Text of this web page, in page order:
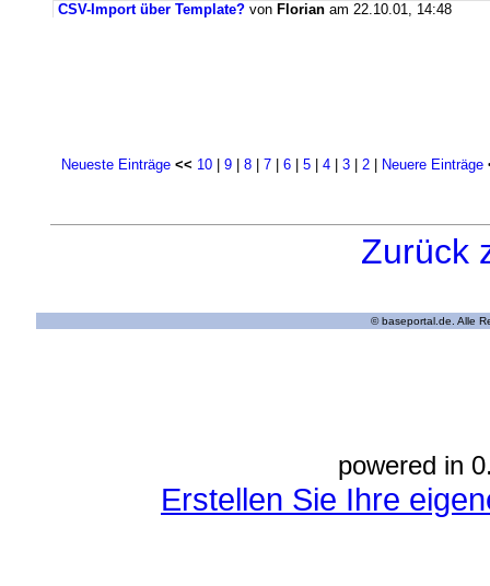
CSV-Import über Template? von Florian am 22.10.01, 14:48
Neueste Einträge << 10 9 8 7 6 5 4 3 2 Neuere Einträge
Zurück
© baseportal.de. Alle
powered in
Erstellen Sie Ihre